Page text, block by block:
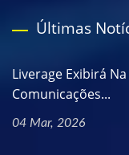
Últimas
Liverage Exibirá
Comunicações...
04 Mar, 2026